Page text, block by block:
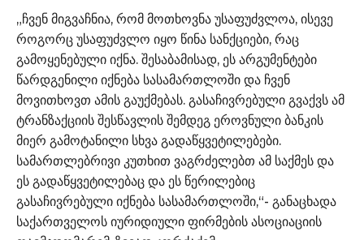
„ჩვენ მიგვაჩნია, რომ მოთხოვნა უსაფუძვლოა, ისევე
როგორც უსაფუძვლო იყო წინა სანქციები, რაც
გამოყენებული იქნა. შესაბამისად, ეს არგუმენტები
წარდგენილი იქნება სასამართლოში და ჩვენ
მოვითხოვთ ამის გაუქმებას. გასაჩივრებული გვაქვს ამ
ტრანზაქციის შესწავლის შემდეგ ეროვნული ბანკის
მიერ გამოტანილი სხვა გადაწყვეტილებები.
სამართლებრივი კუთხით ვაგრძელებთ ამ საქმეს და
ეს გადაწყვეტილებაც და ეს წერილებიც
გასაჩივრებული იქნება სასამართლოში,“- განაცხადა
საქართველოს იურიდიული ფირმების ასოციაციის